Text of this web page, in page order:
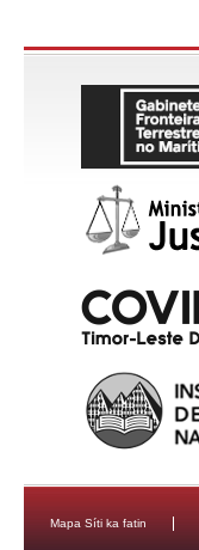
Mapa Síti ka fatin